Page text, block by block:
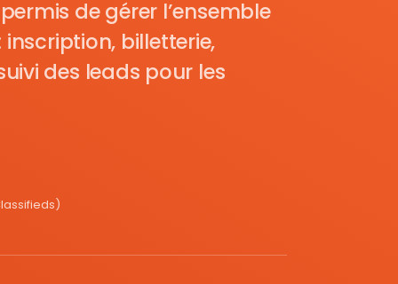
de gérer l’ensemble
billetterie,
des leads pour les